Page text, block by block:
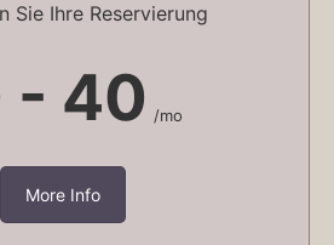
Sie Ihre Reservierung
- 40 /mo
More Info